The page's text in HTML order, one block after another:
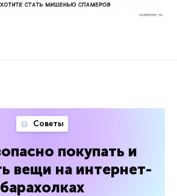
Советы
покупать и
вещи на интернет-
барахолках